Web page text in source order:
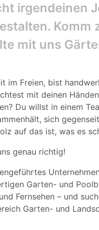
irgendeinen
Komm
mit uns
im Freien, bist
mit deinen
Du willst in einem
sich
auf das ist, was es
genau richtig!
Garten- und
Fernsehen – und
Garten- und